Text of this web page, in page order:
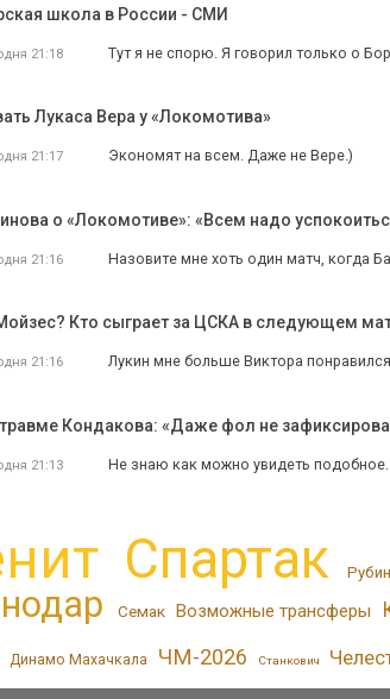
школа в России - СМИ
21:18 Тут я не спорю. Я говорил только о
Лукаса Вера у «Локомотива»
21:17 Экономят на всем. Даже не Вере.)
о «Локомотиве»: «Всем надо
21:16 Назовите мне хоть один матч, когда
Кто сыграет за ЦСКА в следующем
21:16 Лукин мне больше Виктора
Кондакова: «Даже фол не
21:13 Не знаю как можно увидеть подобное.
Спартак Рубин
Семак Возможные трансферы
Динамо Махачкала ЧМ-2026 Станкович